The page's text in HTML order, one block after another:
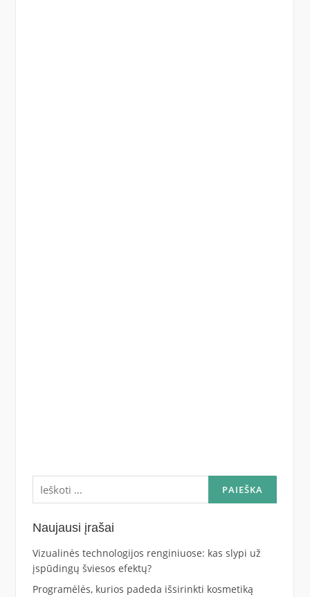
Ieškoti:
Naujausi įrašai
Vizualinės technologijos renginiuose: kas slypi už
įspūdingų šviesos efektų?
Programėlės, kurios padeda išsirinkti kosmetiką